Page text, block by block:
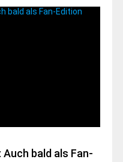
Auch bald als Fan-